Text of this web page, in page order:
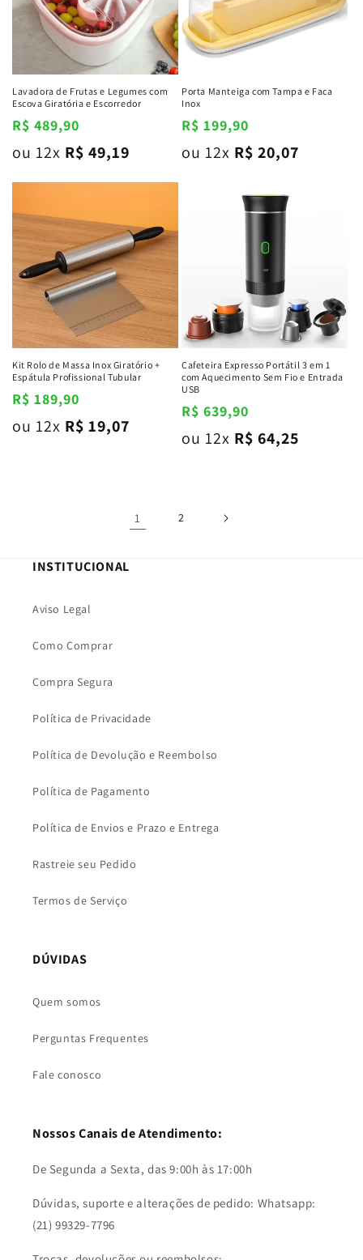
Lavadora de Frutas e Legumes com
Escova Giratória e Escorredor
Preço
normal
R$ 489,90
ou 12x R$ 49,19
Porta Manteiga com Tampa e Faca
Inox
Preço
normal
R$ 199,90
ou 12x R$ 20,07
Kit Rolo de Massa Inox Giratório +
Espátula Profissional Tubular
Preço
normal
R$ 189,90
ou 12x R$ 19,07
Cafeteira Expresso Portátil 3 em 1
com Aquecimento Sem Fio e Entrada
USB
Preço
normal
R$ 639,90
ou 12x R$ 64,25
1 2
INSTITUCIONAL
Aviso Legal
Como Comprar
Compra Segura
Política de Privacidade
Política de Devolução e Reembolso
Política de Pagamento
Política de Envios e Prazo e Entrega
Rastreie seu Pedido
Termos de Serviço
DÚVIDAS
Quem somos
Perguntas Frequentes
Fale conosco
Nossos Canais de Atendimento:
De Segunda a Sexta, das 9:00h às 17:00h
Dúvidas, suporte e alterações de pedido: Whatsapp:
(21) 99329-7796